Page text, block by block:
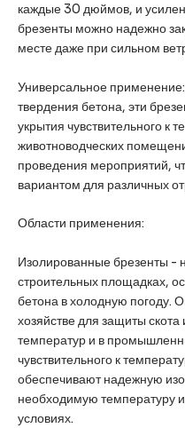
каждые 30 дюймов, и
брезенты можно надежно
месте даже при сильном
Универсальное
твердения бетона, эти
укрытия чувствительного к
животноводческих
проведения мероприятий,
вариантом для различных
Области применения:
Изолированные брезенты -
строительных площадках,
бетона в холодную погоду.
хозяйстве для защиты
температур и в
чувствительного к
обеспечивают надежную
необходимую температуру
условиях.